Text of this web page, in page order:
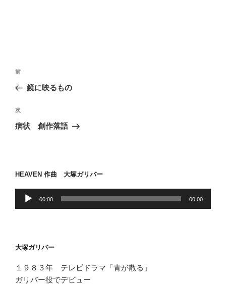
投
ナ
ビ
ゲ
ン
前
の
稿
前
鏡に映るもの
次
の
次
病状 創作落語
HEAVEN 作曲 大塚ガリバー
ー
ー
00:00 00:00
大塚ガリバー
１９８３年 テレビドラマ「青が散る」
ガリバー役でデビュー